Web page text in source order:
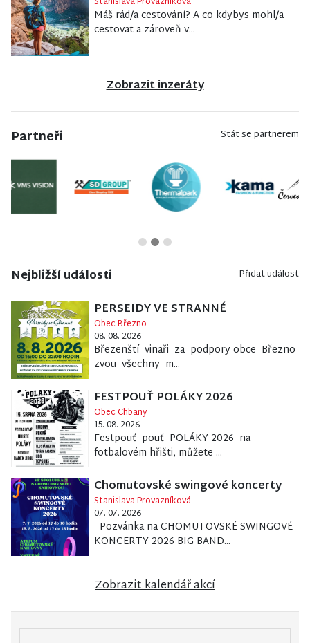
Máš rád/a cestování? A co kdybys mohl/a
cestovat a zároveň v...
Zobrazit inzeráty
Partneři Stát se partnerem
Nejbližší události Přidat událost
PERSEIDY VE STRANNÉ
Obec Březno
08. 08. 2026
Březenští vinaři za podpory obce Březno
zvou všechny m...
FESTPOUŤ POLÁKY 2026
Obec Chbany
15. 08. 2026
Festpouť pouť POLÁKY 2026 na
fotbalovém hřišti, můžete ...
Chomutovské swingové koncerty
Stanislava Provazníková
07. 07. 2026
Pozvánka na CHOMUTOVSKÉ SWINGOVÉ
KONCERTY 2026 BIG BAND...
Zobrazit kalendář akcí